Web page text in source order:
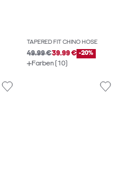
TAPERED FIT CHINO HOSE
49.99 €39.99 € -20%
Farben (10)